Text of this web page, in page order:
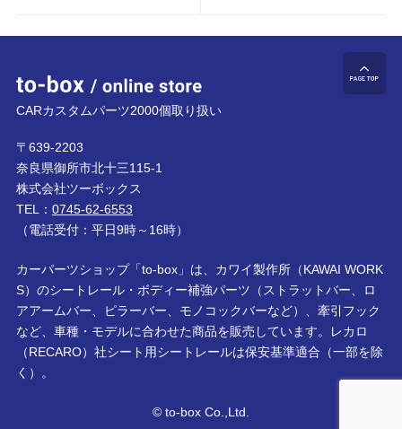
to-box online store
CARカスタムパーツ2000個取り扱い
〒639-2203
奈良県御所市北十三115-1
株式会社ツーボックス
TEL： 0745-62-6553
（電話受付：平日9時～16時）
カーパーツショップ「to-box」は、カワイ製作所（KAWAI WORK
S）のシートレール・ボディー補強パーツ（ストラットバー、ロ
アアームバー、ピラーバー、モノコックバーなど）、牽引フック
など、車種・モデルに合わせた商品を販売しています。レカロ
（RECARO）社シート用シートレールは保安基準適合（一部を除
く）。
© to-box Co.,Ltd.